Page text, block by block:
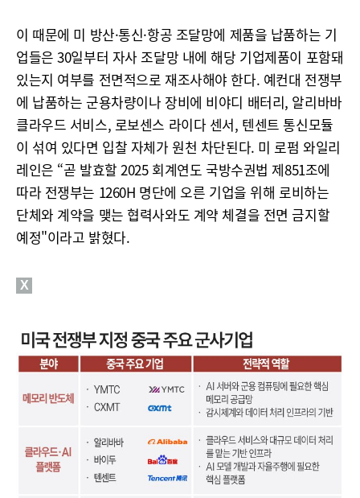
이 때문에 미 방산·통신·항공 조달망에 제품을 납품하는 기
업들은 30일부터 자사 조달망 내에 해당 기업제품이 포함돼
있는지 여부를 전면적으로 재조사해야 한다. 예컨대 전쟁부
에 납품하는 군용차량이나 장비에 비야디 배터리, 알리바바
클라우드 서비스, 로보센스 라이다 센서, 텐센트 통신모듈
이 섞여 있다면 입찰 자체가 원천 차단된다. 미 로펌 와일리
레인은 “곧 발효할 2025 회계연도 국방수권법 제851조에
따라 전쟁부는 1260H 명단에 오른 기업을 위해 로비하는
단체와 계약을 맺는 협력사와도 계약 체결을 전면 금지할
예정"이라고 밝혔다.
X